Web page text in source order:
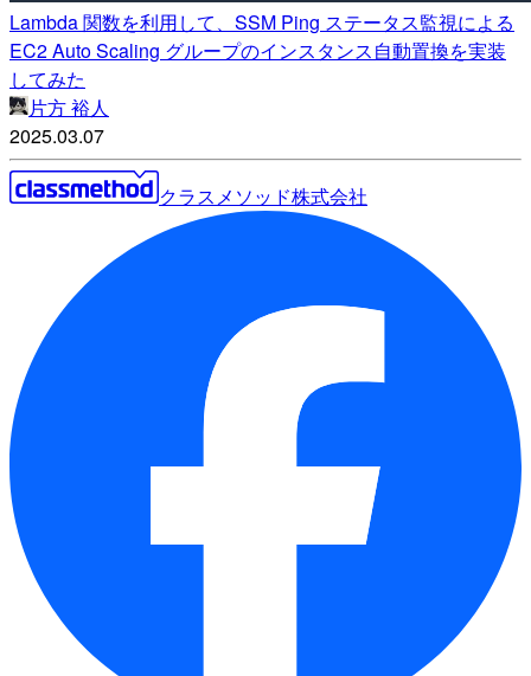
Lambda 関数を利用して、SSM Ping ステータス監視による
EC2 Auto Scaling グループのインスタンス自動置換を実装
してみた
片方 裕人
2025.03.07
クラスメソッド株式会社